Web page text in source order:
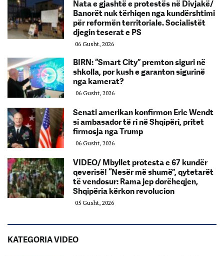
Nata e gjashtë e protestës në Divjakë/
Banorët nuk tërhiqen nga kundërshtimi
për reformën territoriale. Socialistët
djegin teserat e PS
06 Gusht, 2026
BIRN: “Smart City” premton siguri në
shkolla, por kush e garanton sigurinë
nga kamerat?
06 Gusht, 2026
Senati amerikan konfirmon Eric Wendt
si ambasador të ri në Shqipëri, pritet
firmosja nga Trump
06 Gusht, 2026
VIDEO/ Mbyllet protesta e 67 kundër
qeverisë! “Nesër më shumë”, qytetarët
të vendosur: Rama jep dorëheqjen,
Shqipëria kërkon revolucion
05 Gusht, 2026
KATEGORIA VIDEO